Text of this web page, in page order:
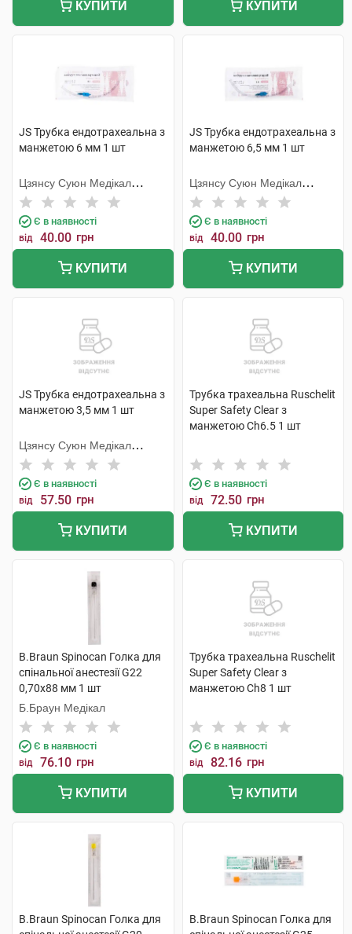
КУПИТИ КУПИТИ
JS Трубка ендотрахеальна з
манжетою 6 мм 1 шт
Цзянсу Суюн Медікал
Метіріалс
Є в наявності
від 40.00 грн
КУПИТИ
JS Трубка ендотрахеальна з
манжетою 6,5 мм 1 шт
Цзянсу Суюн Медікал
Метіріалс
Є в наявності
від 40.00 грн
КУПИТИ
JS Трубка ендотрахеальна з
манжетою 3,5 мм 1 шт
Цзянсу Суюн Медікал
Метіріалс
Є в наявності
від 57.50 грн
КУПИТИ
Трубка трахеальна Ruschelit
Super Safety Clear з
манжетою Ch6.5 1 шт
Є в наявності
від 72.50 грн
КУПИТИ
B.Braun Spinocan Голка для
спінальної анестезії G22
0,70x88 мм 1 шт
Б.Браун Медікал
Є в наявності
від 76.10 грн
КУПИТИ
Трубка трахеальна Ruschelit
Super Safety Clear з
манжетою Ch8 1 шт
Є в наявності
від 82.16 грн
КУПИТИ
B.Braun Spinocan Голка для
B.Braun Spinocan Голка для